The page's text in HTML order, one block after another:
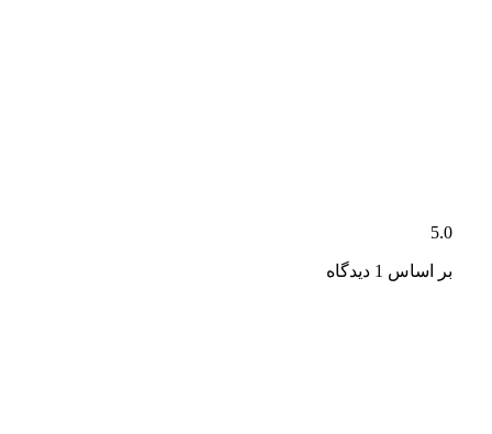
5.0
بر اساس 1 دیدگاه